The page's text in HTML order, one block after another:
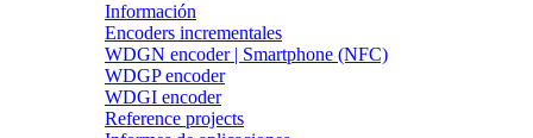
Información
Encoders incrementales
WDGN encoder | Smartphone (NFC)
WDGP encoder
WDGI encoder
Reference projects